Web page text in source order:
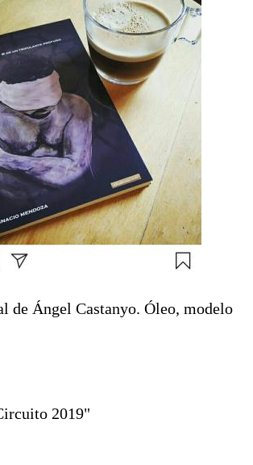
de Ángel Castanyo. Óleo, modelo
2019"